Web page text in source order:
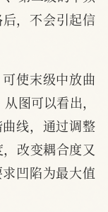
，不会引起信
使末级中放曲
图可以看出，
线，通过调整
改变耦合度又
凹陷为最大值